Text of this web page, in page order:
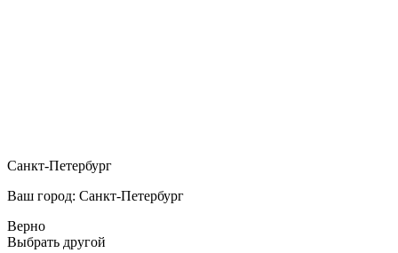
Санкт-Петербург
Ваш город: Санкт-Петербург
Верно
Выбрать другой